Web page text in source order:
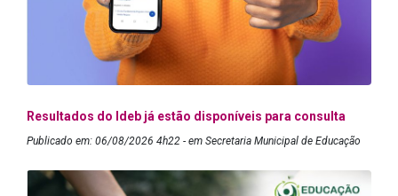
Resultados do Ideb já estão disponíveis para consulta
Publicado em: 06/08/2026 4h22 - em Secretaria Municipal de Educação